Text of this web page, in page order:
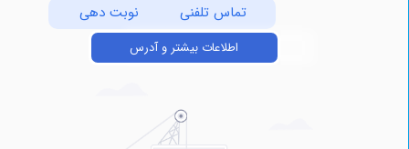
تماس تلفنی نوبت دهی
اطلاعات بیشتر و آدرس